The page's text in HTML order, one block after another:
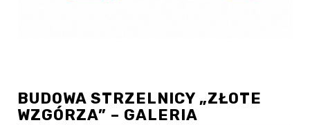
BUDOWA STRZELNICY „ZŁOTE
WZGÓRZA” – GALERIA